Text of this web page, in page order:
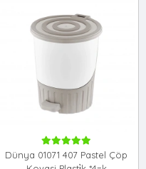
Dünya 01071 407 Pastel Çöp